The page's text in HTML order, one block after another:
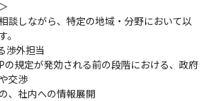
談しながら、特定の地域・分野において以
渉外担当
の規定が発効される前の段階における、政府
交渉
、社内への情報展開